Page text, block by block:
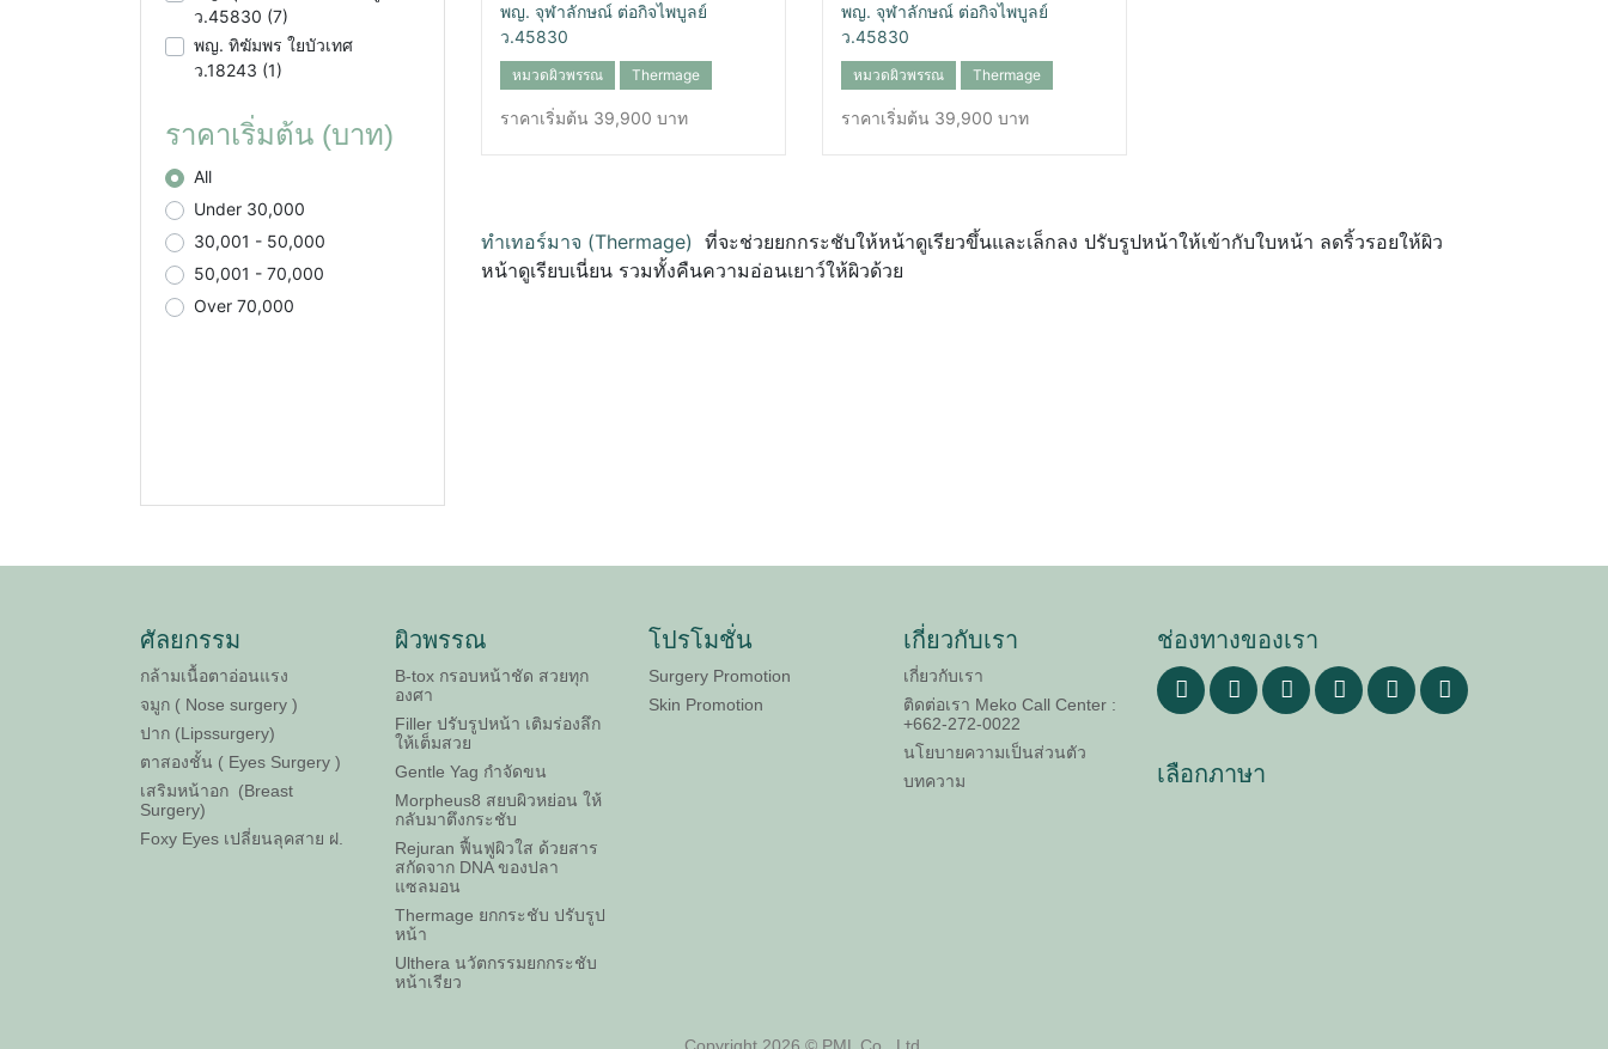
ว.45830 (7)
พญ. ทิฆัมพร ใยบัวเทศ
ว.18243 (1)
ราคาเริ่มต้น (บาท)
All
Under 30,000
30,001 - 50,000
50,001 - 70,000
Over 70,000
พญ. จุฬาลักษณ์ ต่อกิจไพบูลย์
ว.45830
หมวดผิวพรรณ Thermage
ราคาเริ่มต้น 39,900 บาท
พญ. จุฬาลักษณ์ ต่อกิจไพบูลย์
ว.45830
หมวดผิวพรรณ Thermage
ราคาเริ่มต้น 39,900 บาท
ทำเทอร์มาจ (Thermage) ที่จะช่วยยกกระชับให้หน้าดูเรียวขึ้นและเล็กลง ปรับรูปหน้าให้เข้ากับใบหน้า ลดริ้วรอยให้ผิว
หน้าดูเรียบเนี่ยน รวมทั้งคืนความอ่อนเยาว์ให้ผิวด้วย
ศัลยกรรม
กล้ามเนื้อตาอ่อนแรง
จมูก ( Nose surgery )
ปาก (Lipssurgery)
ตาสองชั้น ( Eyes Surgery )
เสริมหน้าอก (Breast
Surgery)
Foxy Eyes เปลี่ยนลุคสาย ฝ.
ผิวพรรณ
B-tox กรอบหน้าชัด สวยทุก
องศา
Filler ปรับรูปหน้า เติมร่องลึก
ให้เต็มสวย
Gentle Yag กำจัดขน
Morpheus8 สยบผิวหย่อน ให้
กลับมาตึงกระชับ
Rejuran ฟื้นฟูผิวใส ด้วยสาร
สกัดจาก DNA ของปลา
แซลมอน
Thermage ยกกระชับ ปรับรูป
หน้า
Ulthera นวัตกรรมยกกระชับ
หน้าเรียว
โปรโมชั่น
Surgery Promotion
Skin Promotion
เกี่ยวกับเรา
เกี่ยวกับเรา
ติดต่อเรา Meko Call Center :
+662-272-0022
นโยบายความเป็นส่วนตัว
บทความ
ช่องทางของเรา
เลือกภาษา